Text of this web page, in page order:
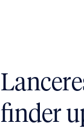
finder